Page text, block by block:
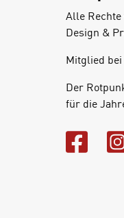
Alle
Design &
Mitglied
Der
für die